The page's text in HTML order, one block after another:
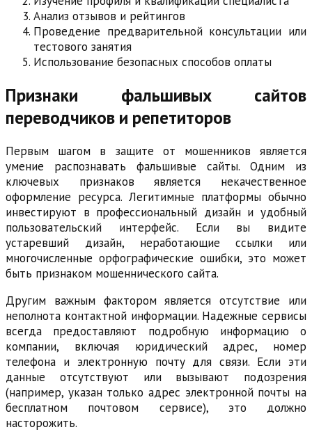
Анализ отзывов и рейтингов
Проведение предварительной консультации или
тестового занятия
Использование безопасных способов оплаты
Признаки фальшивых сайтов
переводчиков и репетиторов
Первым шагом в защите от мошенников является
умение распознавать фальшивые сайты. Одним из
ключевых признаков является некачественное
оформление ресурса. Легитимные платформы обычно
инвестируют в профессиональный дизайн и удобный
пользовательский интерфейс. Если вы видите
устаревший дизайн, неработающие ссылки или
многочисленные орфографические ошибки, это может
быть признаком мошеннического сайта.
Другим важным фактором является отсутствие или
неполнота контактной информации. Надежные сервисы
всегда предоставляют подробную информацию о
компании, включая юридический адрес, номер
телефона и электронную почту для связи. Если эти
данные отсутствуют или вызывают подозрения
(например, указан только адрес электронной почты на
бесплатном почтовом сервисе), это должно
насторожить.